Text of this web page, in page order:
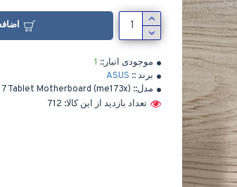
موجودی انبار:: 1
برند :: ASUS
مدل:: Tablet Motherboard (me173x)
تعداد بازدید از این کالا: 712